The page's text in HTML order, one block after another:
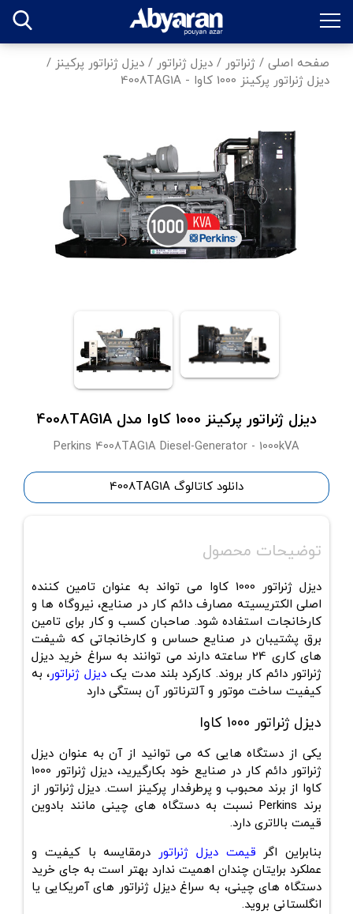
صفحه اصلی / ژنراتور / دیزل ژنراتور / دیزل ژنراتور پرکینز /
دیزل ژنراتور پرکینز 1000 کاوا - 4008TAG1A
دیزل ژنراتور پرکینز 1000 کاوا مدل 4008TAG1A
Perkins 4008TAG1A Diesel-Generator - 1000kVA
دانلود کاتالوگ 4008TAG1A
توضیحات محصول
دیزل ژنراتور 1000 کاوا می تواند به عنوان تامین کننده
اصلی الکتریسیته مصارف دائم کار در صنایع، نیروگاه ها و
کارخانجات استفاده شود. صاحبان کسب و کار برای تامین
برق پشتیبان در صنایع حساس و کارخانجاتی که شیفت
های کاری 24 ساعته دارند می توانند به سراغ خرید دیزل
ژنراتور دائم کار بروند. کارکرد بلند مدت یکدیزل ژنراتور، به
کیفیت ساخت موتور و آلترناتور آن بستگی دارد
دیزل ژنراتور 1000 کاوا
یکی از دستگاه هایی که می توانید از آن به عنوان دیزل
ژنراتور دائم کار در صنایع خود بکارگیرید، دیزل ژنراتور 1000
کاوا از برند محبوب و پرطرفدار پرکینز است. دیزل ژنراتور از
برند Perkins نسبت به دستگاه های چینی مانند بادوین
قیمت بالاتری دارد.
بنابراین اگر قیمت دیزل ژنراتور
درمقایسه با کیفیت و
عملکرد برایتان چندان اهمیت ندارد بهتر است به جای خرید
دستگاه های چینی، به سراغ دیزل ژنراتور های آمریکایی یا
انگلستانی بروید.